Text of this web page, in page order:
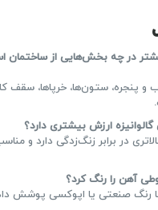
در چه بخش‌هایی از ساختمان
و پنجره، ستون‌ها، خرپاها، سقف
ارزش بیشتری دارد؟
در برابر زنگ‌زدگی دارد و
آهن را رنگ کرد؟
رنگ صنعتی یا اپوکسی پوشش